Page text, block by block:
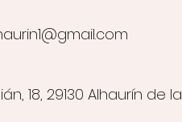
18, 29130 Alhaurín de la